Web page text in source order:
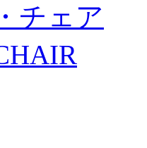
チェア